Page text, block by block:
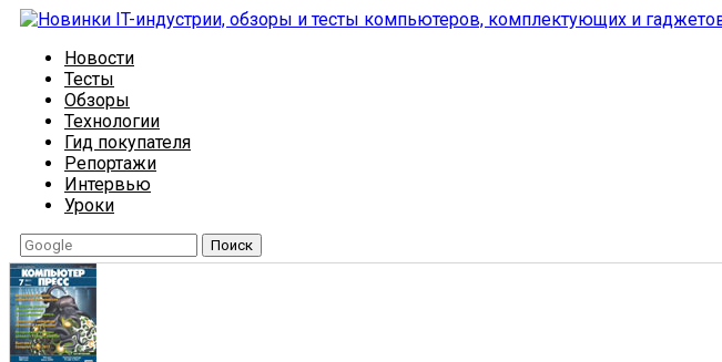
Новости
Тесты
Обзоры
Технологии
Гид покупателя
Репортажи
Интервью
Уроки
Поиск